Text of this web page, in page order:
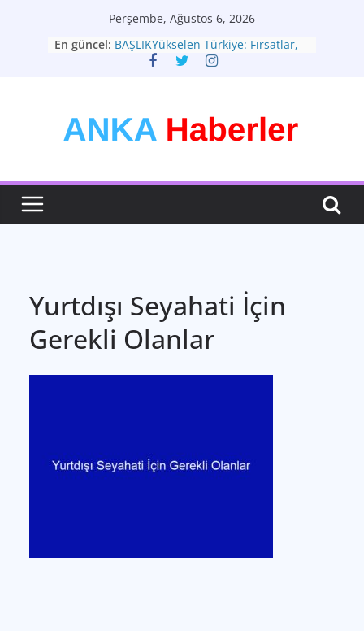
Perşembe, Ağustos 6, 2026
En güncel: BAŞLIKYükselen Türkiye: Fırsatlar,
Zorluklar ve Yeni Vizyon
Teknolojinin Hayatımızdaki Yeri ve
Geleceği: Büyük Dönüşüm
Yurtdışı Seyahati İçin
Gerekli Olanlar